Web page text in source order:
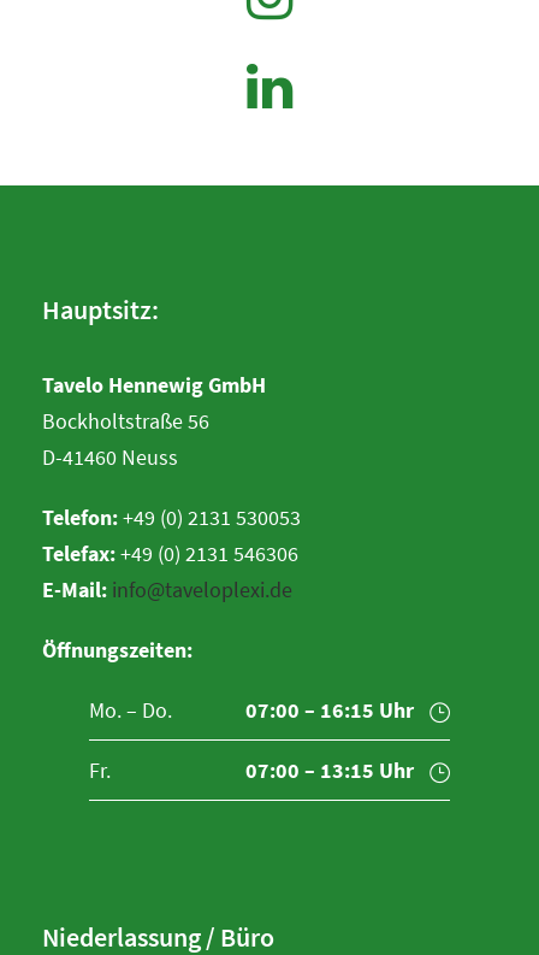
Hauptsitz:
Tavelo Hennewig GmbH
Bockholtstraße 56
D-41460 Neuss
Telefon:+49 (0) 2131 530053
Telefax:+49 (0) 2131 546306
E-Mail: info@taveloplexi.de
Öffnungszeiten:
Mo. – Do. 07:00 – 16:15 Uhr
Fr. 07:00 – 13:15 Uhr
Niederlassung / Büro